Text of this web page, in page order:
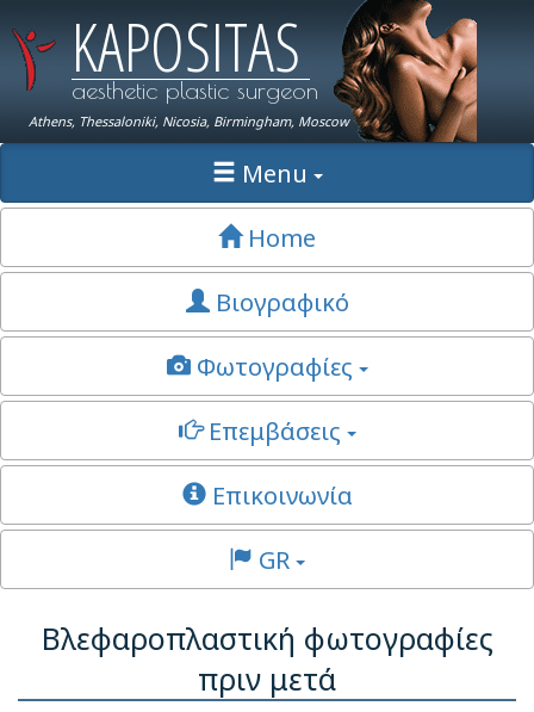
KAPOSITAS
aesthetic plastic surgeon
Athens, Thessaloniki, Nicosia, Birmingham, Moscow
Menu
Home
Βιογραφικό
Φωτογραφίες
Επεμβάσεις
Επικοινωνία
GR
Βλεφαροπλαστική φωτογραφίες
πριν μετά